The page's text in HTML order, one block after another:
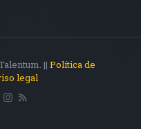
|| Política de
legal